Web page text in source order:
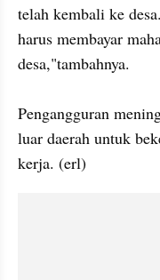
telah kembali ke
harus membayar
desa,"tambahnya.
Pengangguran
luar daerah untuk
kerja. (erl)